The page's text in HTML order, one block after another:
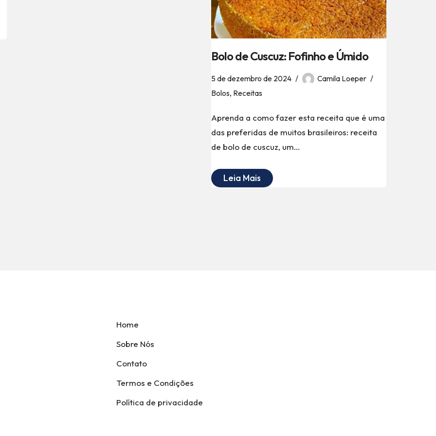
Bolo de Cuscuz: Fofinho e Úmido
5 de dezembro de 2024
Camila Loeper
Bolos, Receitas
Aprenda a como fazer esta receita que é uma
das preferidas de muitos brasileiros: receita
de bolo de cuscuz, um…
Leia Mais
Home
Sobre Nós
Contato
Termos e Condições
Política de privacidade